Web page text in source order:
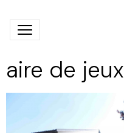
aire de jeux